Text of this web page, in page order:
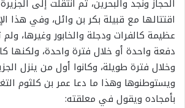
الحجاز ونجد والبحرين، ثم انتقلت إلى
اقتتالها مع قبيلة بكر بن وائل، وفي هذا
عظيمة كالفرات ودجلة والخابور وغيرها،
دفعة واحدة أو خلال فترة واحدة، ولكنها
وخلال فترة طويلة، وكانوا أول من ينزل
ويستوطنوها وهذا ما دعا عمر بن كلثوم
بأمجاده ويقول في معلقته: